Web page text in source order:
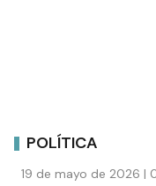
POLÍTICA
19 de mayo de 2026 |